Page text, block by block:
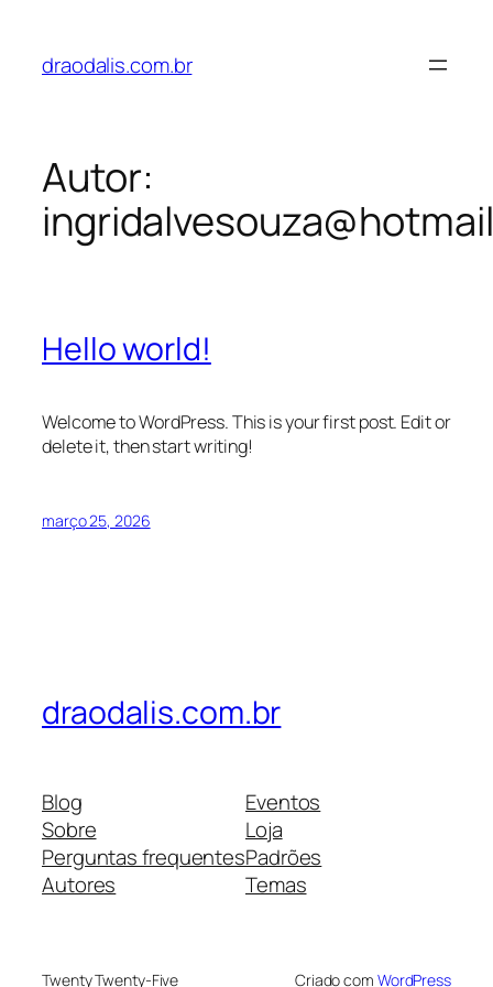
draodalis.com.br
Autor:
Hello world!
Welcome to WordPress. This is your first post. Edit or
delete it, then start writing!
março 25, 2026
draodalis.com.br
Blog
Sobre
Perguntas frequentes
Autores
Eventos
Loja
Padrões
Temas
Twenty Twenty-Five Criado com WordPress